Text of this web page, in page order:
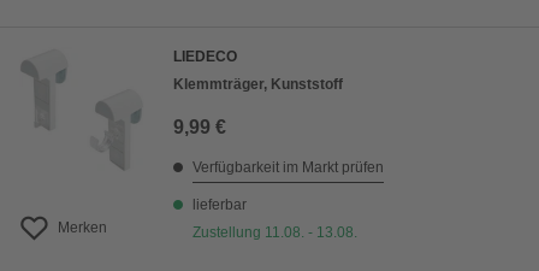
Merken
LIEDECO
Klemmträger, Kunststoff
9,99 €
Verfügbarkeit im Markt prüfen
lieferbar
Zustellung 11.08. - 13.08.